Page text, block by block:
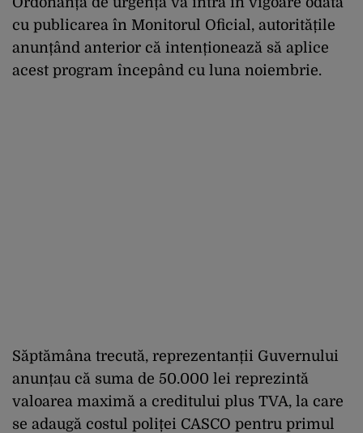
cu publicarea în Monitorul Oficial, autoritățile
anunțând anterior că intenționează să aplice
acest program începând cu luna noiembrie.
Săptămâna trecută, reprezentanții Guvernului
anunțau că suma de 50.000 lei reprezintă
valoarea maximă a creditului plus TVA, la care
se adaugă costul poliței CASCO pentru primul